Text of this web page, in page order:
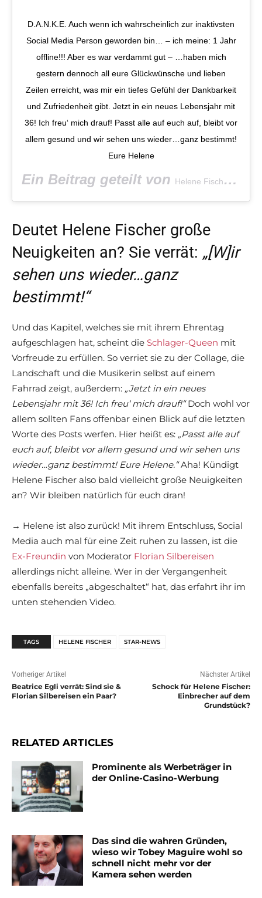
D.A.N.K.E. Auch wenn ich wahrscheinlich zur inaktivsten
Social Media Person geworden bin… – ich meine: 1 Jahr
offline!!! Aber es war verdammt gut – …haben mich
gestern dennoch all eure Glückwünsche und lieben
Zeilen erreicht, was mir ein tiefes Gefühl der Dankbarkeit
und Zufriedenheit gibt. Jetzt in ein neues Lebensjahr mit
36! Ich freu‘ mich drauf! Passt alle auf euch auf, bleibt vor
allem gesund und wir sehen uns wieder…ganz bestimmt!
Eure Helene
Ein Beitrag geteilt von Helene Fischer
Deutet Helene Fischer große
Neuigkeiten an? Sie verrät: „[W]ir
sehen uns wieder…ganz
bestimmt!“
Und das Kapitel, welches sie mit ihrem Ehrentag
aufgeschlagen hat, scheint die Schlager-Queen mit
Vorfreude zu erfüllen. So verriet sie zu der Collage, die
Landschaft und die Musikerin selbst auf einem
Fahrrad zeigt, außerdem: „Jetzt in ein neues
Lebensjahr mit 36! Ich freu‘ mich drauf!“Doch wohl vor
allem sollten Fans offenbar einen Blick auf die letzten
Worte des Posts werfen. Hier heißt es: „Passt alle auf
euch auf, bleibt vor allem gesund und wir sehen uns
wieder…ganz bestimmt! Eure Helene.“Aha! Kündigt
Helene Fischer also bald vielleicht große Neuigkeiten
an? Wir bleiben natürlich für euch dran!
→ Helene ist also zurück! Mit ihrem Entschluss, Social
Media auch mal für eine Zeit ruhen zu lassen, ist die
Ex-Freundin von Moderator Florian Silbereisen
allerdings nicht alleine. Wer in der Vergangenheit
ebenfalls bereits „abgeschaltet“ hat, das erfahrt ihr im
unten stehenden Video.
TAGS HELENE FISCHER STAR-NEWS
Vorheriger Artikel
Beatrice Egli verrät: Sind sie &
Florian Silbereisen ein Paar?
Nächster Artikel
Schock für Helene Fischer:
Einbrecher auf dem
Grundstück?
RELATED ARTICLES
Prominente als Werbeträger in
der Online-Casino-Werbung
Das sind die wahren Gründen,
wieso wir Tobey Maguire wohl so
schnell nicht mehr vor der
Kamera sehen werden